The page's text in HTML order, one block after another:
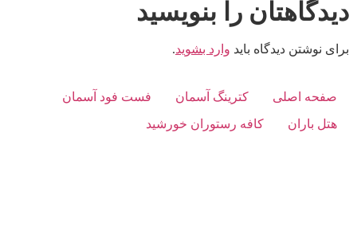
دیدگاهتان را بنویسید
برای نوشتن دیدگاه باید وارد بشوید.
صفحه اصلی کترینگ آسمان
فست فود آسمان
هتل باران
کافه رستوران خورشید